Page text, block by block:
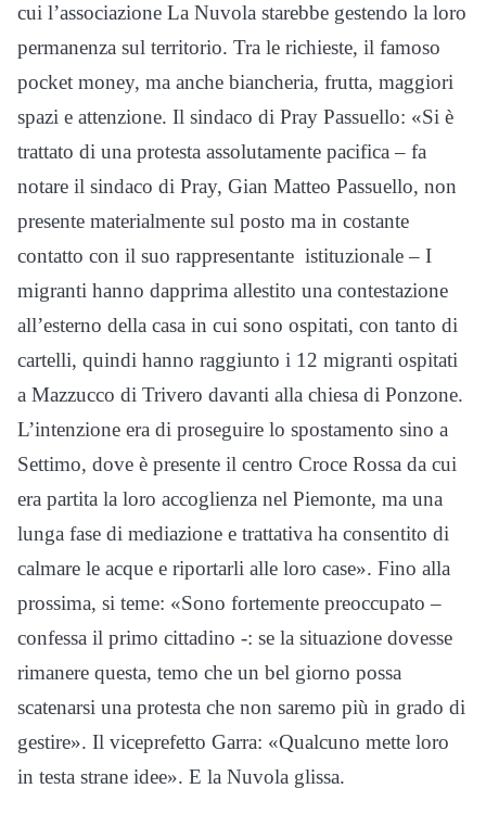
cui l’associazione La Nuvola starebbe gestendo la loro
permanenza sul territorio. Tra le richieste, il famoso
pocket money, ma anche biancheria, frutta, maggiori
spazi e attenzione. Il sindaco di Pray Passuello: «Si è
trattato di una protesta assolutamente pacifica – fa
notare il sindaco di Pray, Gian Matteo Passuello, non
presente materialmente sul posto ma in costante
contatto con il suo rappresentante istituzionale – I
migranti hanno dapprima allestito una contestazione
all’esterno della casa in cui sono ospitati, con tanto di
cartelli, quindi hanno raggiunto i 12 migranti ospitati
a Mazzucco di Trivero davanti alla chiesa di Ponzone.
L’intenzione era di proseguire lo spostamento sino a
Settimo, dove è presente il centro Croce Rossa da cui
era partita la loro accoglienza nel Piemonte, ma una
lunga fase di mediazione e trattativa ha consentito di
calmare le acque e riportarli alle loro case». Fino alla
prossima, si teme: «Sono fortemente preoccupato –
confessa il primo cittadino -: se la situazione dovesse
rimanere questa, temo che un bel giorno possa
scatenarsi una protesta che non saremo più in grado di
gestire». Il viceprefetto Garra: «Qualcuno mette loro
in testa strane idee». E la Nuvola glissa.